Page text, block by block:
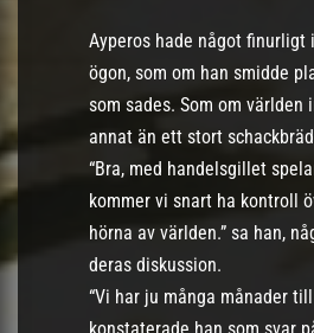
Ayperos hade något finurligt
ögon, som om han smidde
som sades. Som om världen
annat än ett stort
“Bra, med handelsgillet
kommer vi snart ha kontroll
hörna av världen.” sa han,
deras diskussion.
“Vi har ju många månader